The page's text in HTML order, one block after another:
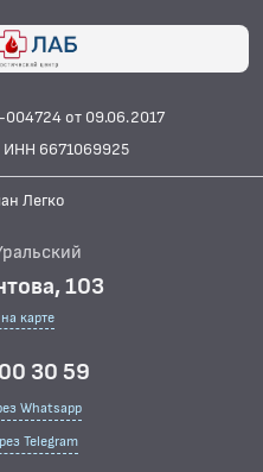
от 09.06.2017
6671069925
Легко
103
карте
30 59
Whatsapp
Telegram